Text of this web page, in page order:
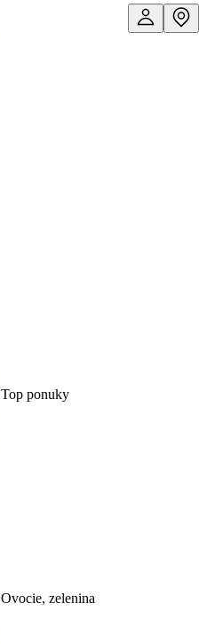
Top ponuky
Ovocie, zelenina